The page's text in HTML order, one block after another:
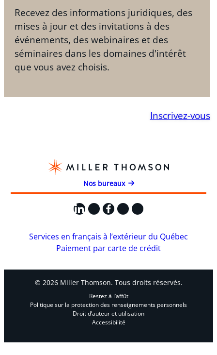
Recevez des informations juridiques, des
mises à jour et des invitations à des
événements, des webinaires et des
séminaires dans les domaines d'intérêt
que vous avez choisis.
Inscrivez-vous
Nos bureaux
LinkedIn
X Facebook
Instagram
YouTube
Services en français à l’extérieur du Québec
Paiement par carte de crédit
© 2026 Miller Thomson. Tous droits réservés.
Restez à l’affût
Politique sur la protection des renseignements personnels
Droit d’auteur et utilisation
Accessibilité